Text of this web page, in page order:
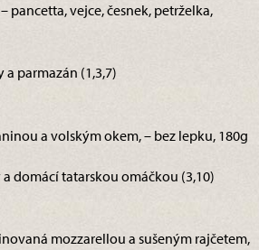
pancetta, vejce, česnek, petrželka,
parmazán (1,3,7)
a volským okem, – bez lepku, 180g
domácí tatarskou omáčkou (3,10)
mozzarellou a sušeným rajčetem,